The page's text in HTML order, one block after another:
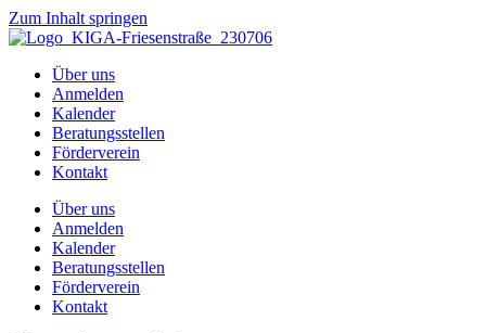
Zum Inhalt springen
Über uns
Anmelden
Kalender
Beratungsstellen
Förderverein
Kontakt
Über uns
Anmelden
Kalender
Beratungsstellen
Förderverein
Kontakt